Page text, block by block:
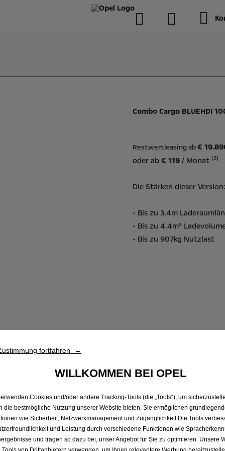
Combo Cargo BLUEHDI
Restwertleasing ab€
oder ab € 119 / Monat (2)
Die Stärken dieser Version:
• Bis zu 3.4m
• Bis zu 4.4m³
• Bis zu 907kg Nutzlast
nach WLTP. Verbrauch kombiniert: 5,4 - 6,8 l/100km;
und sind als Richtwerte zu verstehen.
Care Premium gratis für 48 Monate/160.000 km
Kaufvertrages bis auf Widerruf, längstens jedoch
fortfahren →
WILLKOMMEN BEI OPEL
Cookies und/oder andere Tracking-Tools (die „Tools“), um
die bestmögliche Nutzung unserer Website bieten. Sie ermöglichen
wie Sicherheit, Netzwerkmanagement und Zugänglichkeit.Die Tools
und Leistung durch verschiedene Funktionen wie
und tragen so dazu bei, unser Angebot für Sie zu optimieren. Unsere